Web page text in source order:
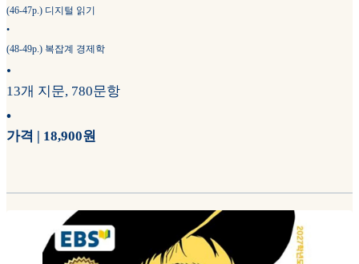
(46-47p.) 디지털 읽기
•
(48-49p.) 복잡계 경제학
•
13개 지문, 780문항
•
가격 | 18,900원